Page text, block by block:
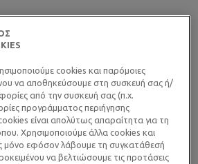
ΠΡΟΣΤΑΣΙΑ
ΖΩΗ
cookies και παρόμοιες
να αποθηκεύσουμε στη συσκευή σας ή/
από την συσκευή σας (π.χ.
προγράμματος περιήγησης
είναι απολύτως απαραίτητα για τη
Χρησιμοποιούμε άλλα cookies και
μόνο εφόσον λάβουμε τη συγκατάθεσή
να βελτιώσουμε τις προτάσεις